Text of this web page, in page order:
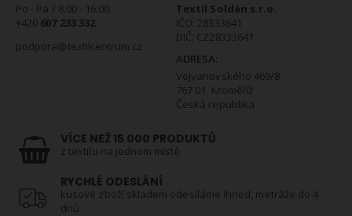
Po - Pá / 8:00 - 16:00
+420 607 233 332
podpora@textilcentrum.cz
Textil Soldán s.r.o.
IČO: 28333641
DIČ: CZ28333641
ADRESA:
Vejvanovského 469/8
767 01 Kroměříž
Česká republika
VÍCE NEŽ 15 000 PRODUKTŮ
z textilu na jednom místě
RYCHLÉ ODESLÁNÍ
kusové zboží skladem odesíláme ihned, metráže do 4
dnů